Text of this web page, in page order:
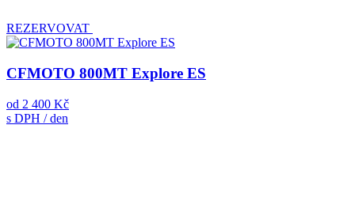
REZERVOVAT
CFMOTO 800MT Explore ES
od 2 400 Kč
s DPH / den